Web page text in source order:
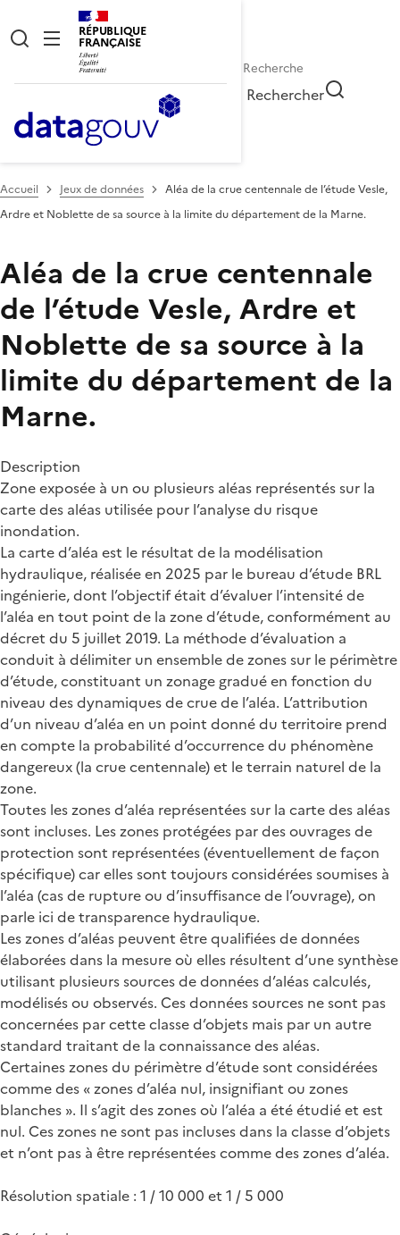
RÉPUBLIQUE
FRANÇAISE
Rechercher
Accueil Jeux de données
Aléa de la crue centennale de l’étude Vesle,
Ardre et Noblette de sa source à la limite du département de la Marne.
Aléa de la crue centennale
de l’étude Vesle, Ardre et
Noblette de sa source à la
limite du département de la
Marne.
Description
Zone exposée à un ou plusieurs aléas représentés sur la
carte des aléas utilisée pour l’analyse du risque
inondation.
La carte d’aléa est le résultat de la modélisation
hydraulique, réalisée en 2025 par le bureau d’étude BRL
ingénierie, dont l’objectif était d’évaluer l’intensité de
l’aléa en tout point de la zone d’étude, conformément au
décret du 5 juillet 2019. La méthode d’évaluation a
conduit à délimiter un ensemble de zones sur le périmètre
d’étude, constituant un zonage gradué en fonction du
niveau des dynamiques de crue de l’aléa. L’attribution
d’un niveau d’aléa en un point donné du territoire prend
en compte la probabilité d’occurrence du phénomène
dangereux (la crue centennale) et le terrain naturel de la
zone.
Toutes les zones d’aléa représentées sur la carte des aléas
sont incluses. Les zones protégées par des ouvrages de
protection sont représentées (éventuellement de façon
spécifique) car elles sont toujours considérées soumises à
l’aléa (cas de rupture ou d’insuffisance de l’ouvrage), on
parle ici de transparence hydraulique.
Les zones d’aléas peuvent être qualifiées de données
élaborées dans la mesure où elles résultent d’une synthèse
utilisant plusieurs sources de données d’aléas calculés,
modélisés ou observés. Ces données sources ne sont pas
concernées par cette classe d’objets mais par un autre
standard traitant de la connaissance des aléas.
Certaines zones du périmètre d’étude sont considérées
comme des « zones d’aléa nul, insignifiant ou zones
blanches ». Il s’agit des zones où l’aléa a été étudié et est
nul. Ces zones ne sont pas incluses dans la classe d’objets
et n’ont pas à être représentées comme des zones d’aléa.
Résolution spatiale : 1 / 10 000 et 1 / 5 000